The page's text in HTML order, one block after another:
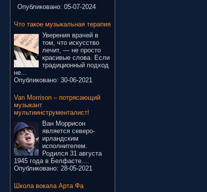
Опубликовано: 05-07-2024
Что такое музыкальная терапия
Уверения врачей в
том, что искусство
лечит, — не просто
красивые слова. Если
традиционный подход
не...
Опубликовано: 30-06-2021
Van Morrison – потрясающий
музыкант
мультиинструменталист!
Ван Моррисон
является северо-
ирландским
исполнителем.
Родился 31 августа
1945 года в Белфасте....
Опубликовано: 28-05-2021
Школа вокала Арта Фа